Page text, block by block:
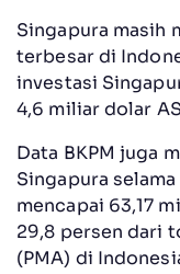
Singapura masih
terbesar di
investasi
4,6 miliar dolar
Data BKPM juga
Singapura
mencapai 63,17
29,8 persen dari
(PMA) di